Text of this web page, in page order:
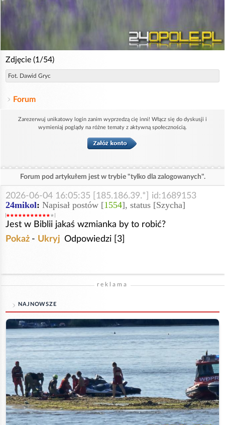
Zdjęcie (1/54)
Fot. Dawid Gryc
Forum
Zarezerwuj unikatowy login zanim wyprzedzą cię inni! Włącz się do dyskusji i
wymieniaj poglądy na różne tematy z aktywną społecznością.
Forum pod artykułem jest w trybie "tylko dla zalogowanych".
2026-06-04 16:05:35 [185.186.39.*] id:1689153
24mikol: Napisał postów [1554], status [Szycha]
Jest w Biblii jakaś wzmianka by to robić?
Pokaż - Ukryj Odpowiedzi [3]
reklama
NAJNOWSZE